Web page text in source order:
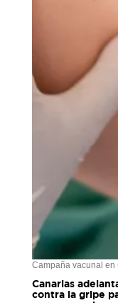
Campaña vacunal en
Canarias
contra la gripe